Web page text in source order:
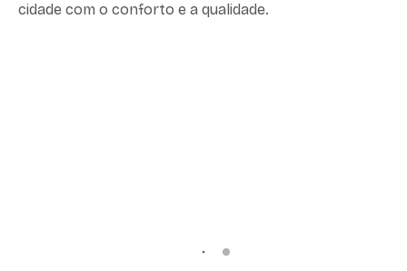
cidade com o conforto e a qualidade.